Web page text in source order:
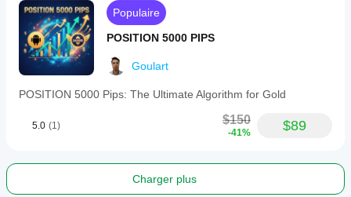
Populaire
POSITION 5000 PIPS
Goulart
POSITION 5000 Pips: The Ultimate Algorithm for Gold
5.0 (1) $150
-41% $89
Charger plus